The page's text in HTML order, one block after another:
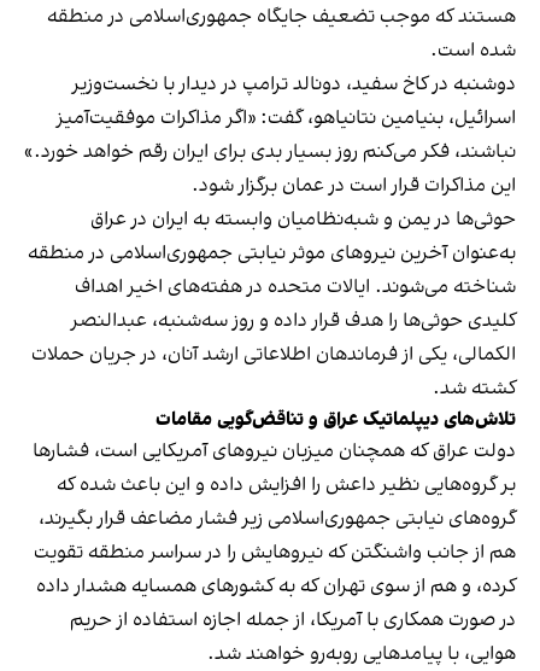
هستند که موجب تضعیف جایگاه جمهوری‌اسلامی در منطقه
شده است.
دوشنبه در کاخ سفید، دونالد ترامپ در دیدار با نخست‌وزیر
اسرائیل، بنیامین نتانیاهو، گفت: «اگر مذاکرات موفقیت‌آمیز
نباشند، فکر می‌کنم روز بسیار بدی برای ایران رقم خواهد خورد.»
این مذاکرات قرار است در عمان برگزار شود.
حوثی‌ها در یمن و شبه‌نظامیان وابسته به ایران در عراق
به‌عنوان آخرین نیروهای موثر نیابتی جمهوری‌اسلامی در منطقه
شناخته می‌شوند. ایالات متحده در هفته‌های اخیر اهداف
کلیدی حوثی‌ها را هدف قرار داده و روز سه‌شنبه، عبدالنصر
الکمالی، یکی از فرماندهان اطلاعاتی ارشد آنان، در جریان حملات
کشته شد.
تلاش‌های دیپلماتیک عراق و تناقض‌گویی مقامات
دولت عراق که همچنان میزبان نیروهای آمریکایی است، فشارها
بر گروه‌هایی نظیر داعش را افزایش داده و این باعث شده که
گروه‌های نیابتی جمهوری‌اسلامی زیر فشار مضاعف قرار بگیرند،
هم از جانب واشنگتن که نیروهایش را در سراسر منطقه تقویت
کرده، و هم از سوی تهران که به کشورهای همسایه هشدار داده
در صورت همکاری با آمریکا، از جمله اجازه استفاده از حریم
هوایی، با پیامدهایی روبه‌رو خواهند شد.